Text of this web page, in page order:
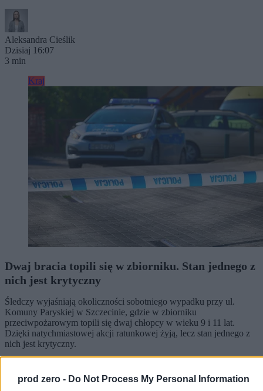
prod zero - Do Not Process My Personal Information
Aleksandra Cieślik
Dzisiaj 16:07
3 min
Kraj
Dwaj bracia topili się w zbiorniku. Stan jednego z
nich jest krytyczny
Śledczy wyjaśniają okoliczności sobotniego wypadku przy ul.
Komuny Paryskiej w Szczecinie, gdzie w zbiorniku
przeciwpożarowym topili się dwaj chłopcy w wieku 9 i 11 lat.
Dzięki natychmiastowej akcji ratunkowej żyją, lecz stan jednego z
nich jest krytyczny.